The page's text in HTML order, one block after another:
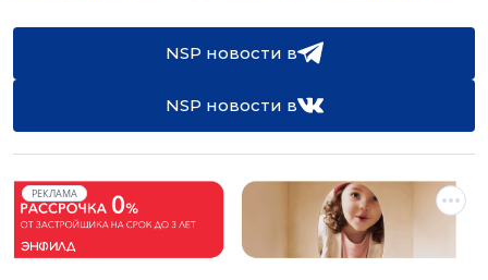
NSP новости в
NSP новости в
РЕКЛАМА